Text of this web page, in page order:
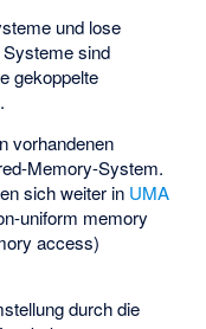
und lose
sind
gekoppelte
vorhandenen
Memory-System.
sich weiter in UMA
uniform memory
access)
durch die